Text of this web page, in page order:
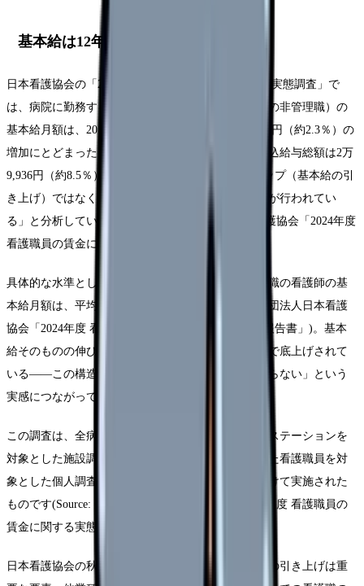
基本給は12年でどれだけ上がったのか
日本看護協会の「2024年度 看護職員の賃金に関する実態調査」で
は、病院に勤務する看護師（正規雇用・フルタイムの非管理職）の
基本給月額は、2012年の調査と比べて12年間で5,868円（約2.3％）の
増加にとどまったと報告されています。一方で、税込給与総額は2万
9,936円（約8.5％）増えており、協会は「ベースアップ（基本給の引
き上げ）ではなく、手当などによる給与の引き上げが行われてい
る」と分析しています(Source: 公益社団法人日本看護協会「2024年度
看護職員の賃金に関する実態調査 報告書」)。
具体的な水準として、勤続10年・31〜32歳・非管理職の看護師の基
本給月額は、平均25万2,450円でした(Source: 公益社団法人日本看護
協会「2024年度 看護職員の賃金に関する実態調査 報告書」)。基本
給そのものの伸びが小さい一方で、給与総額が手当で底上げされて
いる――この構造が、「働いているのに土台が上がらない」という
実感につながっています。
この調査は、全病院および無作為抽出した訪問看護ステーションを
対象とした施設調査と、協会会員から無作為抽出した看護職員を対
象とした個人調査からなり、2025年1月から2月にかけて実施された
ものです(Source: 公益社団法人日本看護協会「2024年度 看護職員の
賃金に関する実態調査 報告書」)。
日本看護協会の秋山智弥会長は、「離職防止に賃金の引き上げは重